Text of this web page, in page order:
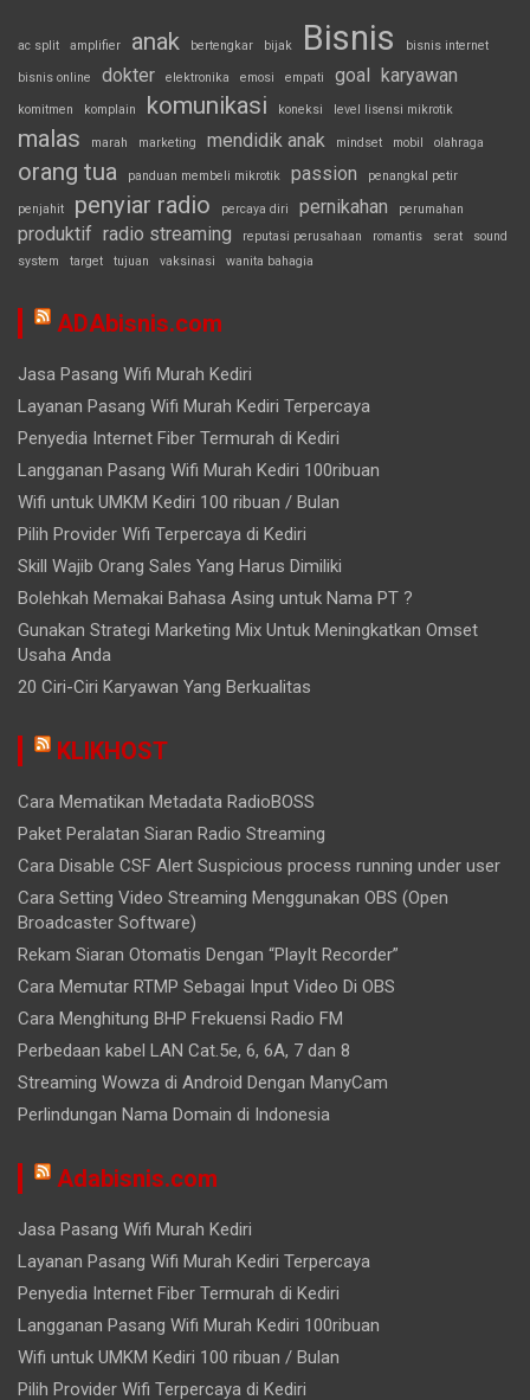
ac split amplifier anak bertengkar bijak Bisnis bisnis internet
bisnis online dokter elektronika emosi empati goal karyawan
komitmen komplain komunikasi koneksi level lisensi mikrotik
malas marah marketing mendidik anak mindset mobil olahraga
orang tua panduan membeli mikrotik passion penangkal petir
penjahit penyiar radio percaya diri pernikahan perumahan
produktif radio streaming reputasi perusahaan romantis serat
sound
system
target tujuan vaksinasi wanita bahagia
ADAbisnis.com
Jasa Pasang Wifi Murah Kediri
Layanan Pasang Wifi Murah Kediri Terpercaya
Penyedia Internet Fiber Termurah di Kediri
Langganan Pasang Wifi Murah Kediri 100ribuan
Wifi untuk UMKM Kediri 100 ribuan / Bulan
Pilih Provider Wifi Terpercaya di Kediri
Skill Wajib Orang Sales Yang Harus Dimiliki
Bolehkah Memakai Bahasa Asing untuk Nama PT ?
Gunakan Strategi Marketing Mix Untuk Meningkatkan Omset
Usaha Anda
20 Ciri-Ciri Karyawan Yang Berkualitas
KLIKHOST
Cara Mematikan Metadata RadioBOSS
Paket Peralatan Siaran Radio Streaming
Cara Disable CSF Alert Suspicious process running under user
Cara Setting Video Streaming Menggunakan OBS (Open
Broadcaster Software)
Rekam Siaran Otomatis Dengan “PlayIt Recorder”
Cara Memutar RTMP Sebagai Input Video Di OBS
Cara Menghitung BHP Frekuensi Radio FM
Perbedaan kabel LAN Cat.5e, 6, 6A, 7 dan 8
Streaming Wowza di Android Dengan ManyCam
Perlindungan Nama Domain di Indonesia
Adabisnis.com
Jasa Pasang Wifi Murah Kediri
Layanan Pasang Wifi Murah Kediri Terpercaya
Penyedia Internet Fiber Termurah di Kediri
Langganan Pasang Wifi Murah Kediri 100ribuan
Wifi untuk UMKM Kediri 100 ribuan / Bulan
Pilih Provider Wifi Terpercaya di Kediri